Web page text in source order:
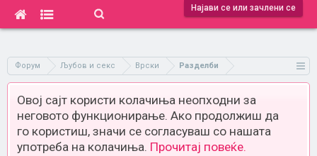
Најави се или зачлени се
Форум Љубов и секс Врски Разделби
Овој сајт користи колачиња неопходни за
неговото функционирање. Ако продолжиш да
го користиш, значи се согласуваш со нашата
употреба на колачиња. Прочитај повеќе.